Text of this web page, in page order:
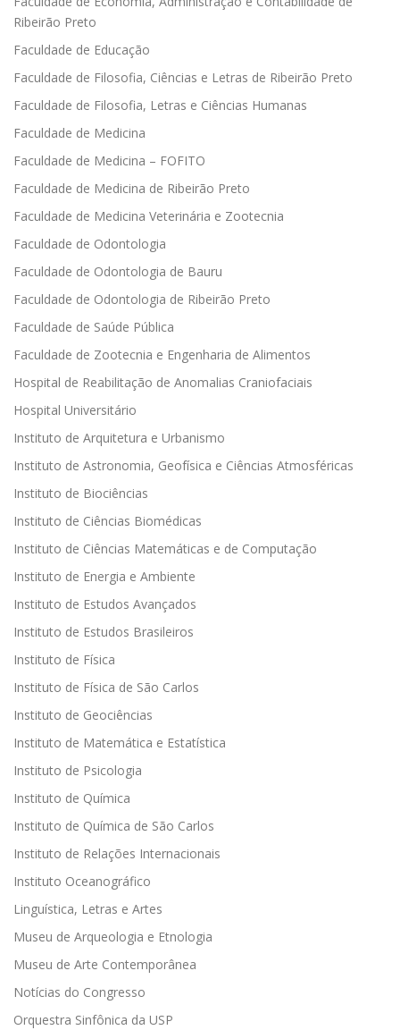
Ribeirão Preto
Faculdade de Educação
Faculdade de Filosofia, Ciências e Letras de Ribeirão Preto
Faculdade de Filosofia, Letras e Ciências Humanas
Faculdade de Medicina
Faculdade de Medicina – FOFITO
Faculdade de Medicina de Ribeirão Preto
Faculdade de Medicina Veterinária e Zootecnia
Faculdade de Odontologia
Faculdade de Odontologia de Bauru
Faculdade de Odontologia de Ribeirão Preto
Faculdade de Saúde Pública
Faculdade de Zootecnia e Engenharia de Alimentos
Hospital de Reabilitação de Anomalias Craniofaciais
Hospital Universitário
Instituto de Arquitetura e Urbanismo
Instituto de Astronomia, Geofísica e Ciências Atmosféricas
Instituto de Biociências
Instituto de Ciências Biomédicas
Instituto de Ciências Matemáticas e de Computação
Instituto de Energia e Ambiente
Instituto de Estudos Avançados
Instituto de Estudos Brasileiros
Instituto de Física
Instituto de Física de São Carlos
Instituto de Geociências
Instituto de Matemática e Estatística
Instituto de Psicologia
Instituto de Química
Instituto de Química de São Carlos
Instituto de Relações Internacionais
Instituto Oceanográfico
Linguística, Letras e Artes
Museu de Arqueologia e Etnologia
Museu de Arte Contemporânea
Notícias do Congresso
Orquestra Sinfônica da USP